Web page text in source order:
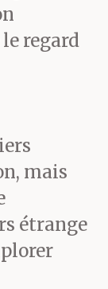
regard
mais
étrange